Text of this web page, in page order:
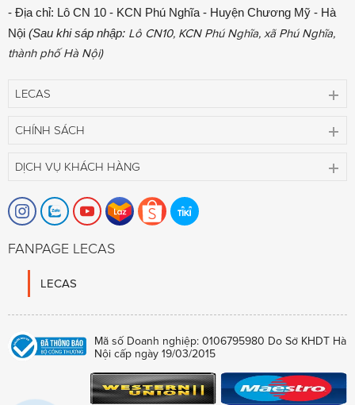
- Địa chỉ: Lô CN 10 - KCN Phú Nghĩa - Huyện Chương Mỹ - Hà
Nội (Sau khi sáp nhập: Lô CN10, KCN Phú Nghĩa, xã Phú Nghĩa,
thành phố Hà Nội)
LECAS
CHÍNH SÁCH
DỊCH VỤ KHÁCH HÀNG
FANPAGE LECAS
LECAS
Mã số Doanh nghiệp: 0106795980 Do Sở KHDT Hà
Nội cấp ngày 19/03/2015